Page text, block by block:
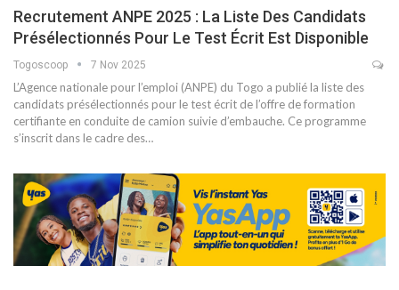
Recrutement ANPE 2025 : La Liste Des Candidats
Présélectionnés Pour Le Test Écrit Est Disponible
Togoscoop 7 Nov 2025
L’Agence nationale pour l’emploi (ANPE) du Togo a publié la liste des
candidats présélectionnés pour le test écrit de l’offre de formation
certifiante en conduite de camion suivie d’embauche. Ce programme
s’inscrit dans le cadre des…